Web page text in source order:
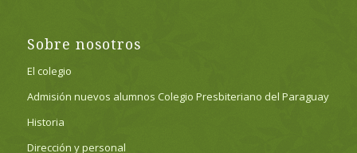
Sobre nosotros
El colegio
Admisión nuevos alumnos Colegio Presbiteriano del Paraguay
Historia
Dirección y personal